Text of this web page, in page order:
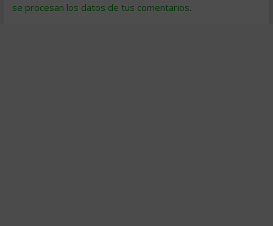
se procesan los datos de tus comentarios.